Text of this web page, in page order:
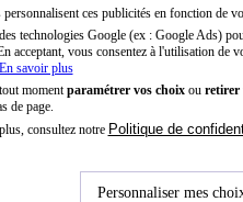
ces publicités en fonction de
technologies Google (ex : Google Ads)
acceptant, vous consentez à l'utilisation de
savoir plus
moment paramétrer vos choixou retirer
de page.
consultez notre Politique de
Personnaliser mes